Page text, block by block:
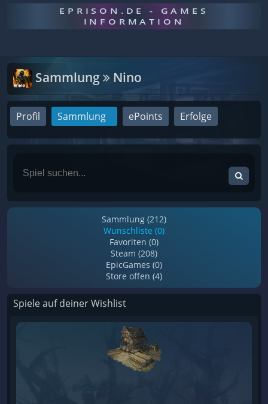
EPRISON.DE - GAMES
INFORMATION
Sammlung Nino
Profil Sammlung ePoints Erfolge
Sammlung (212)
Wunschliste (0)
Favoriten (0)
Steam (208)
EpicGames (0)
Store offen (4)
Spiele auf deiner Wishlist